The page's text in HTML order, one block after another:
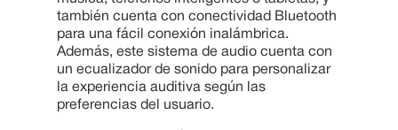
también cuenta con conectividad Bluetooth
para una fácil conexión inalámbrica.
Además, este sistema de audio cuenta con
un ecualizador de sonido para personalizar
la experiencia auditiva según las
preferencias del usuario.